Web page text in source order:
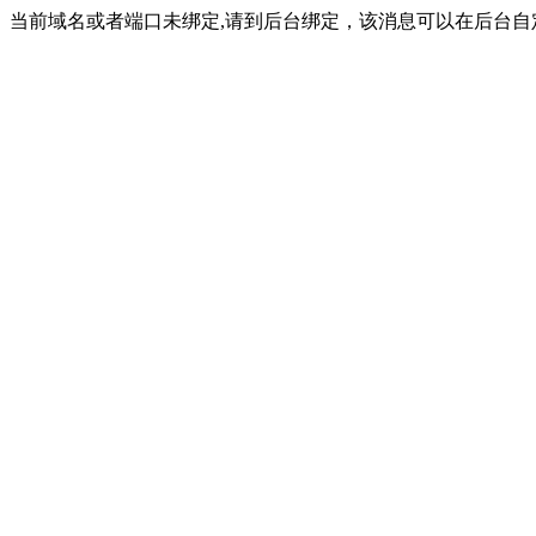
当前域名或者端口未绑定,请到后台绑定，该消息可以在后台自